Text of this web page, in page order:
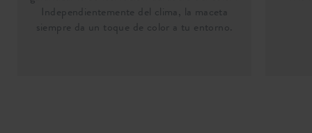
Independientemente del clima, la maceta
siempre da un toque de color a tu entorno.